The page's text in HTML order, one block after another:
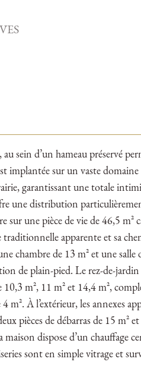
sein d’un hameau préservé
implantée sur un vaste domaine
garantissant une totale
une distribution
sur une pièce de vie de 46,5 m²
apparente et sa
chambre de 13 m² et une salle
de plain-pied. Le rez-de-
10,3 m², 11 m² et 14,4 m²,
m². À l’extérieur, les annexes
pièces de débarras de 15 m²
dispose d’un chauffage
sont en simple vitrage et